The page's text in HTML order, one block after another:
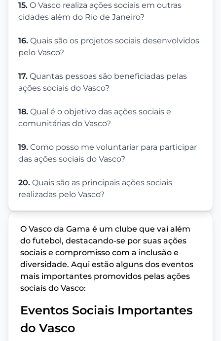
15. O Vasco realiza ações sociais em outras
cidades além do Rio de Janeiro?
16. Quais são os projetos sociais desenvolvidos
pelo Vasco?
17. Quantas pessoas são beneficiadas pelas
ações sociais do Vasco?
18. Qual é o objetivo das ações sociais e
comunitárias do Vasco?
19. Como posso me voluntariar para participar
das ações sociais do Vasco?
20. Quais são as principais ações sociais
realizadas pelo Vasco?
O Vasco da Gama é um clube que vai além
do futebol, destacando-se por suas ações
sociais e compromisso com a inclusão e
diversidade. Aqui estão alguns dos eventos
mais importantes promovidos pelas ações
sociais do Vasco:
Eventos Sociais Importantes
do Vasco